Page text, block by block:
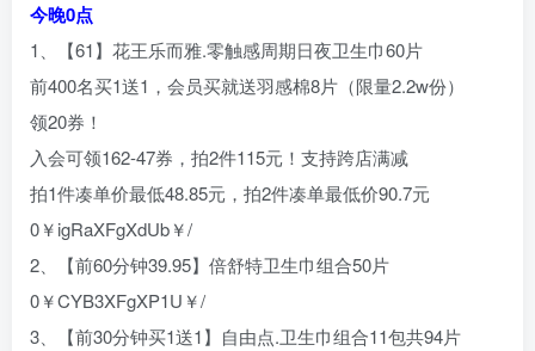
今晚0点
1、【61】花王乐而雅.零触感周期日夜卫生巾60片
前400名买1送1，会员买就送羽感棉8片（限量2.2w份）
领20券！
入会可领162-47券，拍2件115元！支持跨店满减
拍1件凑单价最低48.85元，拍2件凑单最低价90.7元
0￥igRaXFgXdUb￥/
2、【前60分钟39.95】倍舒特卫生巾组合50片
0￥CYB3XFgXP1U￥/
3、【前30分钟买1送1】自由点.卫生巾组合11包共94片